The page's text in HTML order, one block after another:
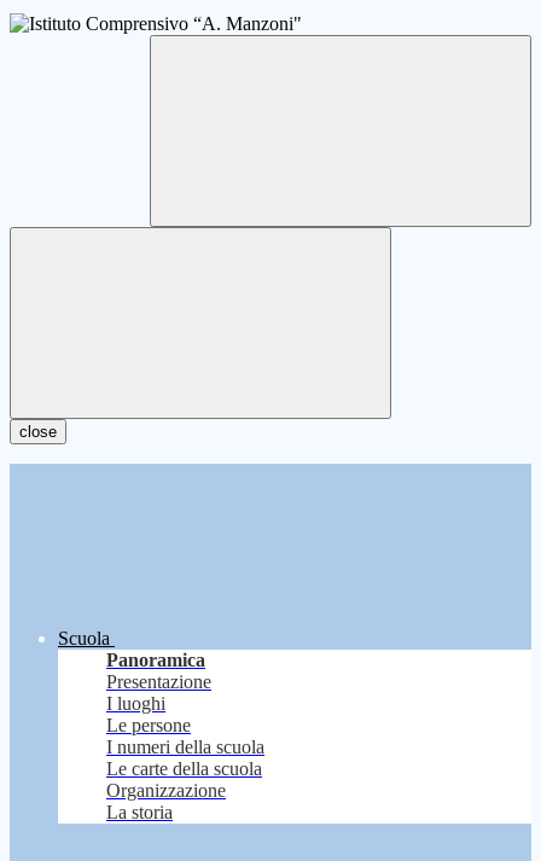
close
Scuola
Panoramica
Presentazione
I luoghi
Le persone
I numeri della scuola
Le carte della scuola
Organizzazione
La storia